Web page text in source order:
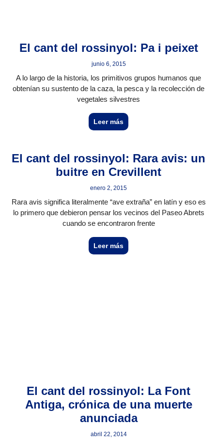
El cant del rossinyol: Pa i peixet
junio 6, 2015
A lo largo de la historia, los primitivos grupos humanos que
obtenían su sustento de la caza, la pesca y la recolección de
vegetales silvestres
Leer más
El cant del rossinyol: Rara avis: un
buitre en Crevillent
enero 2, 2015
Rara avis significa literalmente “ave extraña” en latín y eso es
lo primero que debieron pensar los vecinos del Paseo Abrets
cuando se encontraron frente
Leer más
El cant del rossinyol: La Font
Antiga, crónica de una muerte
anunciada
abril 22, 2014